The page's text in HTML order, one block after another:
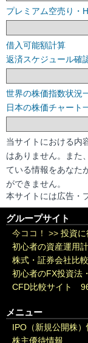
プレミアム空売り・
借入可能額計算
返済スケジュール確
世界の株価指数状況
日本の株価チャート
当サイトにおける内
はありません。また
ている情報をあなた
ができません。
本サイトには広告・
グループサイト
今ココ！ >> 投資
初心者の資産運用
株式・証券会社比
初心者のFX投資法
CFD比較サイト
メニュー
IPO（新規公開株）
株主優待情報